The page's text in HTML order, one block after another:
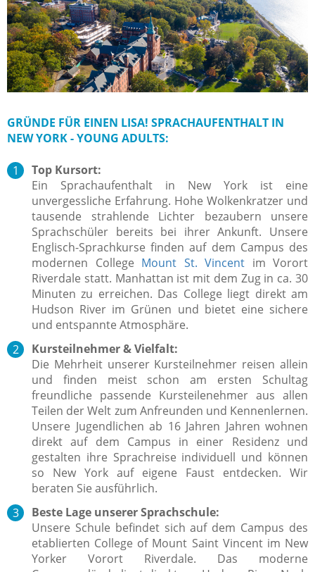
GRÜNDE FÜR EINEN LISA! SPRACHAUFENTHALT IN
NEW YORK - YOUNG ADULTS:
Top Kursort:
Ein Sprachaufenthalt in New York ist eine
unvergessliche Erfahrung. Hohe Wolkenkratzer und
tausende strahlende Lichter bezaubern unsere
Sprachschüler bereits bei ihrer Ankunft. Unsere
Englisch-Sprachkurse finden auf dem Campus des
modernen College Mount St. Vincent im Vorort
Riverdale statt. Manhattan ist mit dem Zug in ca. 30
Minuten zu erreichen. Das College liegt direkt am
Hudson River im Grünen und bietet eine sichere
und entspannte Atmosphäre.
Kursteilnehmer & Vielfalt:
Die Mehrheit unserer Kursteilnehmer reisen allein
und finden meist schon am ersten Schultag
freundliche passende Kursteilenehmer aus allen
Teilen der Welt zum Anfreunden und Kennenlernen.
Unsere Jugendlichen ab 16 Jahren Jahren wohnen
direkt auf dem Campus in einer Residenz und
gestalten ihre Sprachreise individuell und können
so New York auf eigene Faust entdecken. Wir
beraten Sie ausführlich.
Beste Lage unserer Sprachschule:
Unsere Schule befindet sich auf dem Campus des
etablierten College of Mount Saint Vincent im New
Yorker Vorort Riverdale. Das moderne